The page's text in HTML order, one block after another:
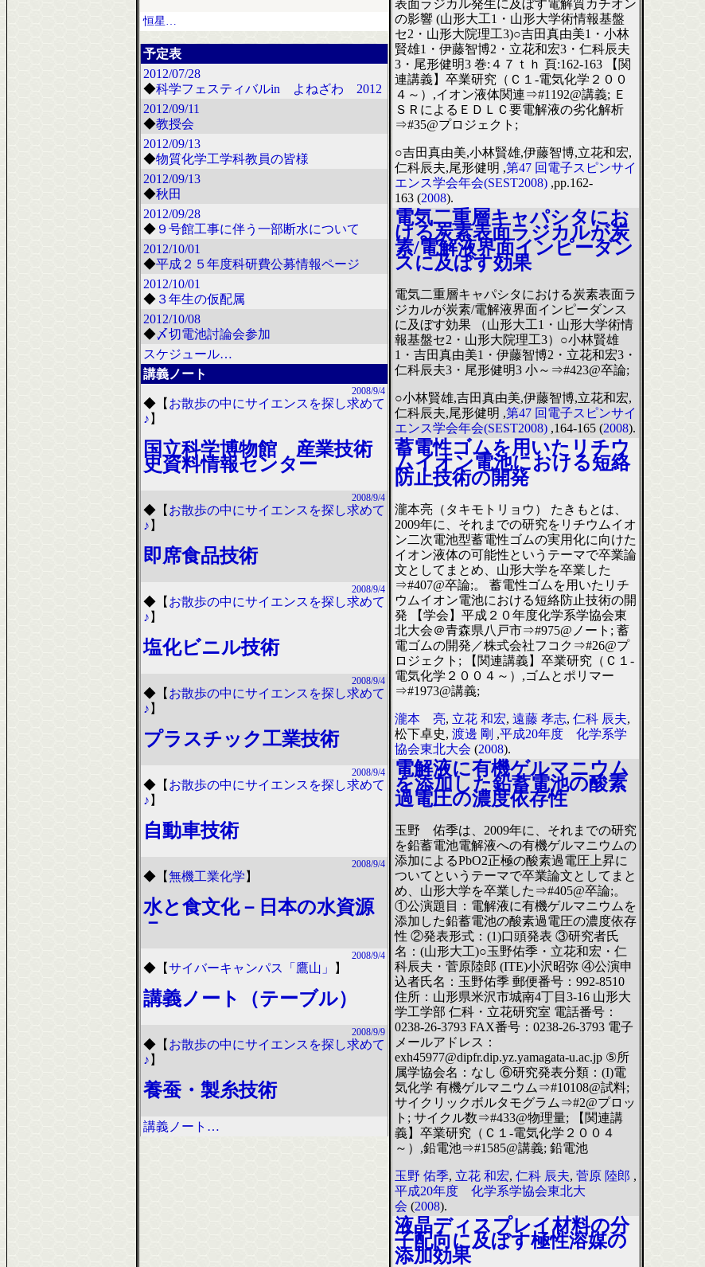
恒星…
予定表
2012/07/28
◆科学フェスティバルin よねざわ 2012
2012/09/11
◆教授会
2012/09/13
◆物質化学工学科教員の皆様
2012/09/13
◆秋田
2012/09/28
◆ ９号館工事に伴う一部断水について
2012/10/01
◆平成２５年度科研費公募情報ページ
2012/10/01
◆ ３年生の仮配属
2012/10/08
◆〆切電池討論会参加
スケジュール…
講義ノート
2008/9/4
◆ 【 お散歩の中にサイエンスを探し求めて
♪ 】
国立科学博物館 産業技術
史資料情報センター
2008/9/4
◆ 【 お散歩の中にサイエンスを探し求めて
♪ 】
即席食品技術
2008/9/4
◆ 【 お散歩の中にサイエンスを探し求めて
♪ 】
塩化ビニル技術
2008/9/4
◆ 【 お散歩の中にサイエンスを探し求めて
♪ 】
プラスチック工業技術
2008/9/4
◆ 【 お散歩の中にサイエンスを探し求めて
♪ 】
自動車技術
2008/9/4
◆ 【無機工業化学 】
水と食文化－日本の水資源
－
2008/9/4
◆ 【サイバーキャンパス「鷹山」 】
講義ノート（テーブル）
2008/9/9
◆ 【 お散歩の中にサイエンスを探し求めて
♪ 】
養蚕・製糸技術
講義ノート…
表面ラジカル発生に及ぼす電解質カチオン
の影響 (山形大工1・山形大学術情報基盤
セ2・山形大院理工3)○吉田真由美1・小林
賢雄1・伊藤智博2・立花和宏3・仁科辰夫
3・尾形健明3 巻:４７ｔｈ 頁:162-163 【関
連講義】卒業研究（Ｃ１-電気化学２００
４～）,イオン液体関連⇒#1192@講義; Ｅ
ＳＲによるＥＤＬＣ要電解液の劣化解析
⇒#35@プロジェクト;
○吉田真由美,小林賢雄,伊藤智博,立花和宏,
仁科辰夫,尾形健明 ,第47 回電子スピンサイ
エンス学会年会(SEST2008) ,pp.162-
163 (2008).
電気二重層キャパシタにお
ける炭素表面ラジカルが炭
素/電解液界面インピーダン
スに及ぼす効果
電気二重層キャパシタにおける炭素表面ラ
ジカルが炭素/電解液界面インピーダンス
に及ぼす効果 （山形大工1・山形大学術情
報基盤セ2・山形大院理工3）○小林賢雄
1・吉田真由美1・伊藤智博2・立花和宏3・
仁科辰夫3・尾形健明3 小～⇒#423@卒論;
○小林賢雄,吉田真由美,伊藤智博,立花和宏,
仁科辰夫,尾形健明 ,第47 回電子スピンサイ
エンス学会年会(SEST2008) ,164-165 (2008).
蓄電性ゴムを用いたリチウ
ムイオン電池における短絡
防止技術の開発
瀧本亮（タキモトリョウ） たきもとは、
2009年に、それまでの研究をリチウムイオ
ン二次電池型蓄電性ゴムの実用化に向けた
イオン液体の可能性というテーマで卒業論
文としてまとめ、山形大学を卒業した
⇒#407@卒論;。 蓄電性ゴムを用いたリチ
ウムイオン電池における短絡防止技術の開
発 【学会】平成２０年度化学系学協会東
北大会＠青森県八戸市⇒#975@ノート; 蓄
電ゴムの開発／株式会社フコク⇒#26@プ
ロジェクト; 【関連講義】卒業研究（Ｃ１-
電気化学２００４～）,ゴムとポリマー
⇒#1973@講義;
瀧本 亮, 立花 和宏, 遠藤 孝志, 仁科 辰夫,
松下卓史, 渡邊 剛 ,平成20年度 化学系学
協会東北大会 (2008).
電解液に有機ゲルマニウム
を添加した鉛蓄電池の酸素
過電圧の濃度依存性
玉野 佑季は、2009年に、それまでの研究
を鉛蓄電池電解液への有機ゲルマニウムの
添加によるPbO2正極の酸素過電圧上昇に
ついてというテーマで卒業論文としてまと
め、山形大学を卒業した⇒#405@卒論;。
①公演題目：電解液に有機ゲルマニウムを
添加した鉛蓄電池の酸素過電圧の濃度依存
性 ②発表形式：(1)口頭発表 ③研究者氏
名：(山形大工)○玉野佑季・立花和宏・仁
科辰夫・菅原陸郎 (ITE)小沢昭弥 ④公演申
込者氏名：玉野佑季 郵便番号：992-8510
住所：山形県米沢市城南4丁目3-16 山形大
学工学部 仁科・立花研究室 電話番号：
0238-26-3793 FAX番号：0238-26-3793 電子
メールアドレス：
exh45977@dipfr.dip.yz.yamagata-u.ac.jp ⑤所
属学協会名：なし ⑥研究発表分類：(I)電
気化学 有機ゲルマニウム⇒#10108@試料;
サイクリックボルタモグラム⇒#2@プロッ
ト; サイクル数⇒#433@物理量; 【関連講
義】卒業研究（Ｃ１-電気化学２００４
～）,鉛電池⇒#1585@講義; 鉛電池
玉野 佑季, 立花 和宏, 仁科 辰夫, 菅原 陸郎 ,
平成20年度 化学系学協会東北大
会 (2008).
液晶ディスプレイ材料の分
子配向に及ぼす極性溶媒の
添加効果